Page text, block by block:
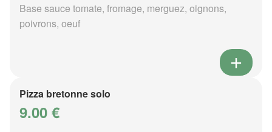
Base sauce tomate, fromage, merguez, oignons,
poivrons, oeuf
Pizza bretonne solo
9.00 €